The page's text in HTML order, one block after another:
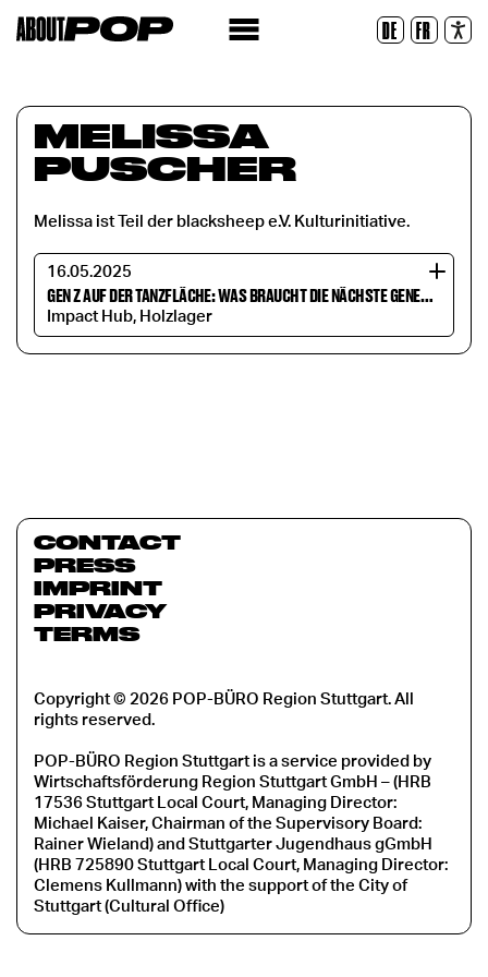
DE FR
MELISSA
PUSCHER
Melissa ist Teil der blacksheep e.V. Kulturinitiative.
16.05.2025
GEN Z AUF DER TANZFLÄCHE: WAS BRAUCHT DIE NÄCHSTE GENERATION VON DER LIVEKULTUR?
Impact Hub, Holzlager
CONTACT
PRESS
IMPRINT
PRIVACY
TERMS
Copyright © 2026 POP-BÜRO Region Stuttgart. All
rights reserved.
POP-BÜRO Region Stuttgart is a service provided by
Wirtschaftsförderung Region Stuttgart GmbH – (HRB
17536 Stuttgart Local Court, Managing Director:
Michael Kaiser, Chairman of the Supervisory Board:
Rainer Wieland) and Stuttgarter Jugendhaus gGmbH
(HRB 725890 Stuttgart Local Court, Managing Director:
Clemens Kullmann) with the support of the City of
Stuttgart (Cultural Office)